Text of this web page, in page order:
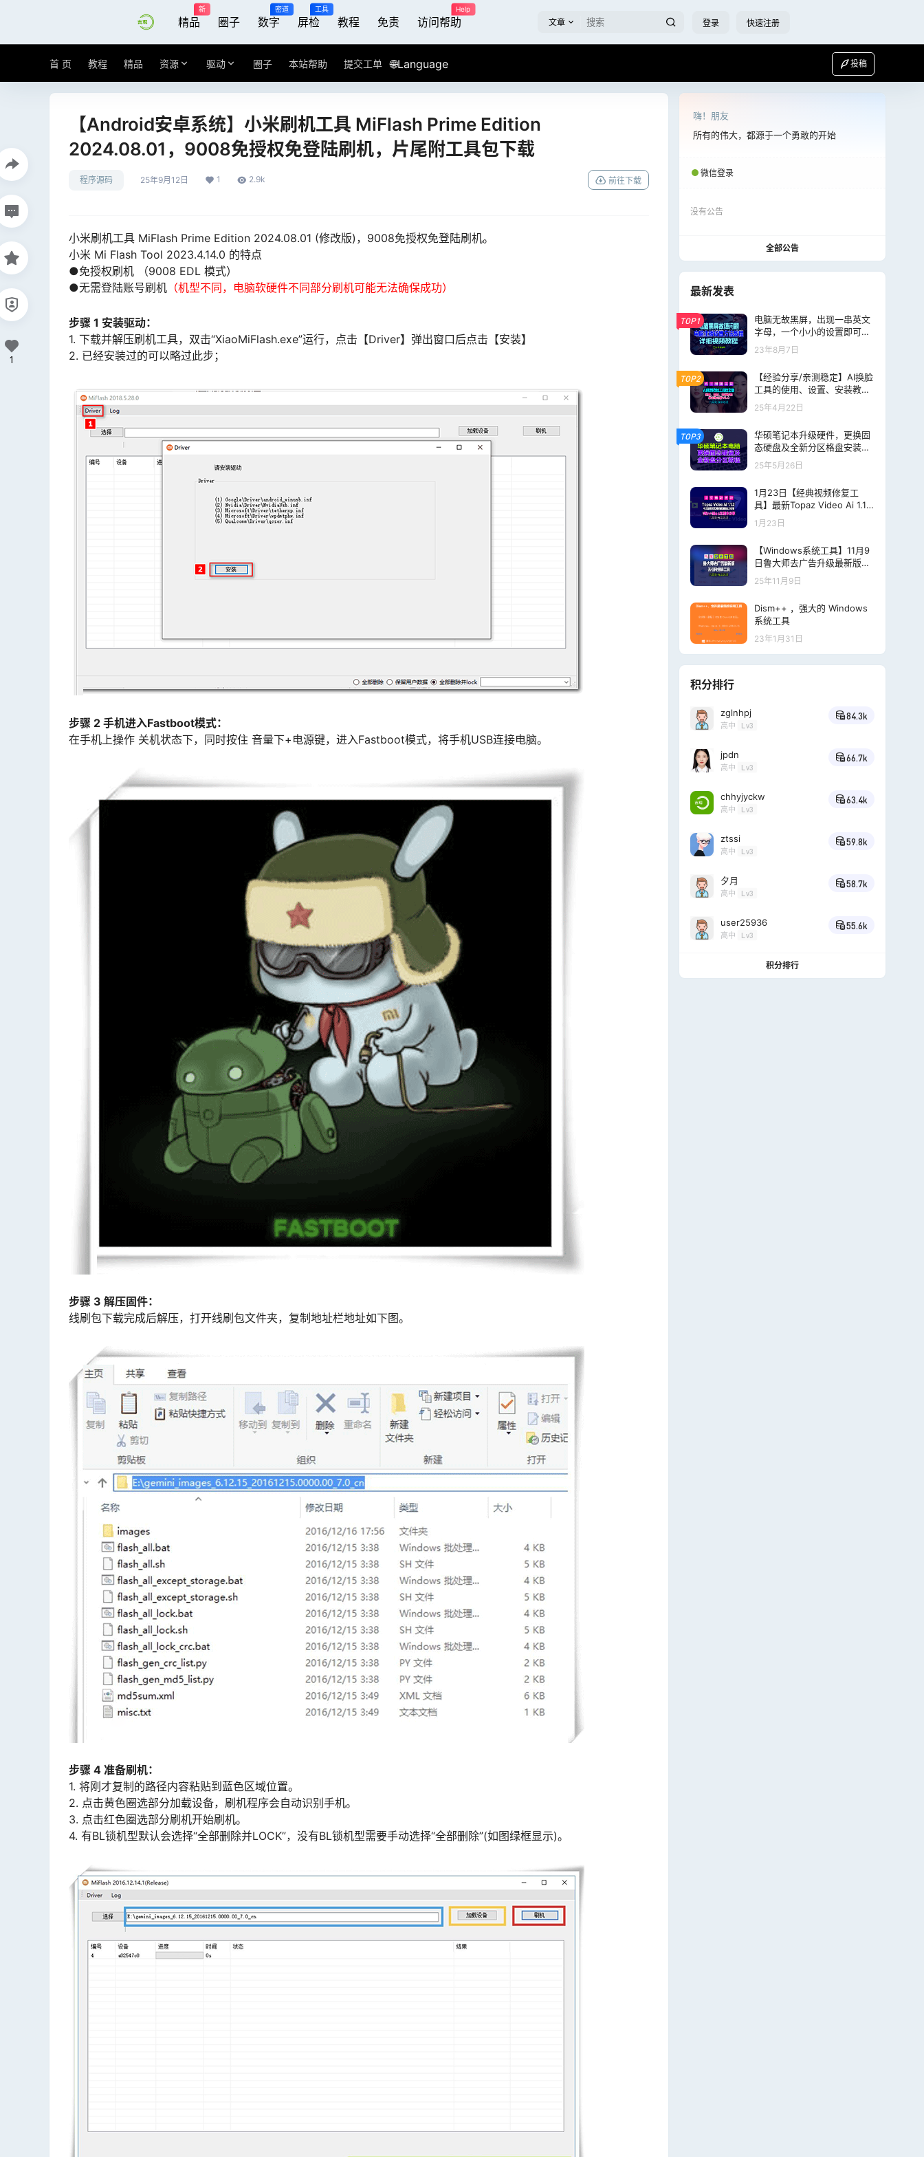
精品
新
圈子 数字
密道
屏检
工具
教程 免责 访问帮助
Help
文章 登录 快速注册
首 页 教程 精品 资源 驱动 圈子 本站帮助 提交工单 🌐Language 投稿
【Android安卓系统】小米刷机工具 MiFlash Prime Edition
2024.08.01，9008免授权免登陆刷机，片尾附工具包下载
程序源码 25年9月12日 1 2.9k 前往下载
小米刷机工具 MiFlash Prime Edition 2024.08.01 (修改版)，9008免授权免登陆刷机。
小米 Mi Flash Tool 2023.4.14.0 的特点
●免授权刷机 （9008 EDL 模式）
●无需登陆账号刷机 （机型不同，电脑软硬件不同部分刷机可能无法确保成功）
步骤 1 安装驱动：
1. 下载并解压刷机工具，双击“XiaoMiFlash.exe”运行，点击【Driver】弹出窗口后点击【安装】
2. 已经安装过的可以略过此步；
步骤 2 手机进入Fastboot模式：
在手机上操作 关机状态下，同时按住 音量下+电源键，进入Fastboot模式，将手机USB连接电脑。
步骤 3 解压固件：
线刷包下载完成后解压，打开线刷包文件夹，复制地址栏地址如下图。
步骤 4 准备刷机：
1. 将刚才复制的路径内容粘贴到蓝色区域位置。
2. 点击黄色圈选部分加载设备，刷机程序会自动识别手机。
3. 点击红色圈选部分刷机开始刷机。
4. 有BL锁机型默认会选择“全部删除并LOCK”，没有BL锁机型需要手动选择“全部删除”(如图绿框显示)。
1
嗨！朋友
所有的伟大，都源于一个勇敢的开始
微信登录
没有公告
全部公告
最新发表
TOP1
电脑无故黑屏，出现一串英文
字母，一个小小的设置即可解
决！
23年8月7日
TOP2
【经验分享/亲测稳定】AI换脸
工具的使用、设置、安装教
程，最佳稳定版V6.0，片尾附
完整下载地址
25年4月22日
TOP3
华硕笔记本升级硬件，更换固
态硬盘及全新分区格盘安装系
统详细视频分享！
25年5月26日
1月23日【经典视频修复工
具】最新Topaz Video Ai 1.1.2
+Topaz Video Ai 7.2.02【汉
化中文】老视频无损模糊清晰
1月23日
【Windows系统工具】11月9
日鲁大师去广告升级最新版
（v6）【2025年第5版】片尾
附下载地址
25年11月9日
Dism++ ，强大的 Windows
系统工具
23年1月31日
积分排行
zglnhpj
高中 Lv3
84.3k
jpdn
高中 Lv3
66.7k
chhyjyckw
高中 Lv3
63.4k
ztssi
高中 Lv3
59.8k
夕月
高中 Lv3
58.7k
user25936
高中 Lv3
55.6k
积分排行